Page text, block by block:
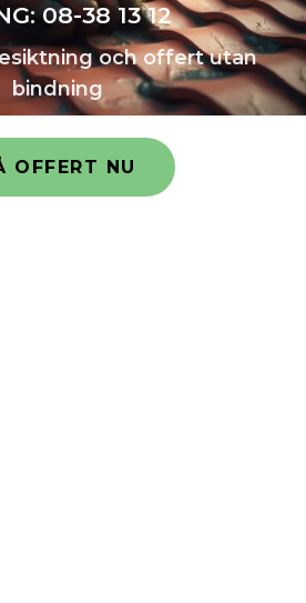
08-38 13 12
och offert utan
bindning
OFFERT NU